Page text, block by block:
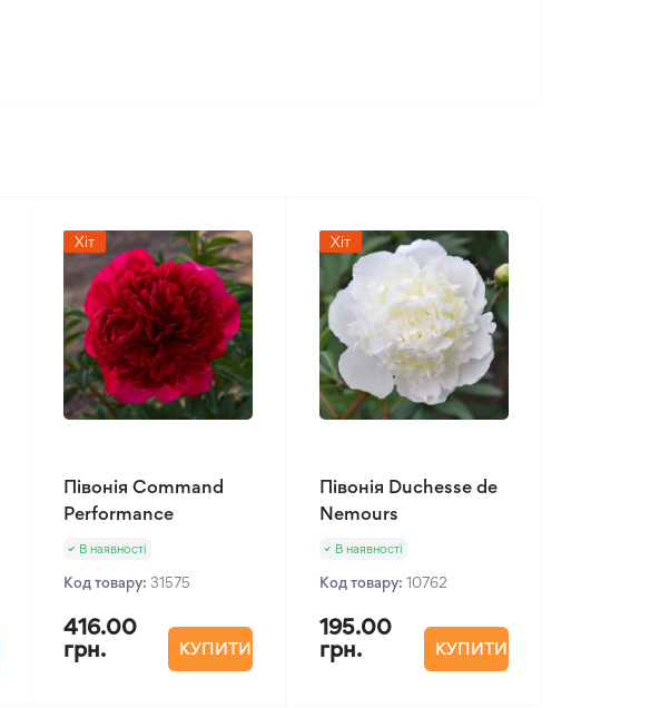
Хіт
Півонія Command
Performance
В наявності
Код товару: 31575
416.00
грн.
КУПИТИ
Хіт
Півонія Duchesse de
Nemours
В наявності
Код товару: 10762
195.00
грн.
КУПИТИ